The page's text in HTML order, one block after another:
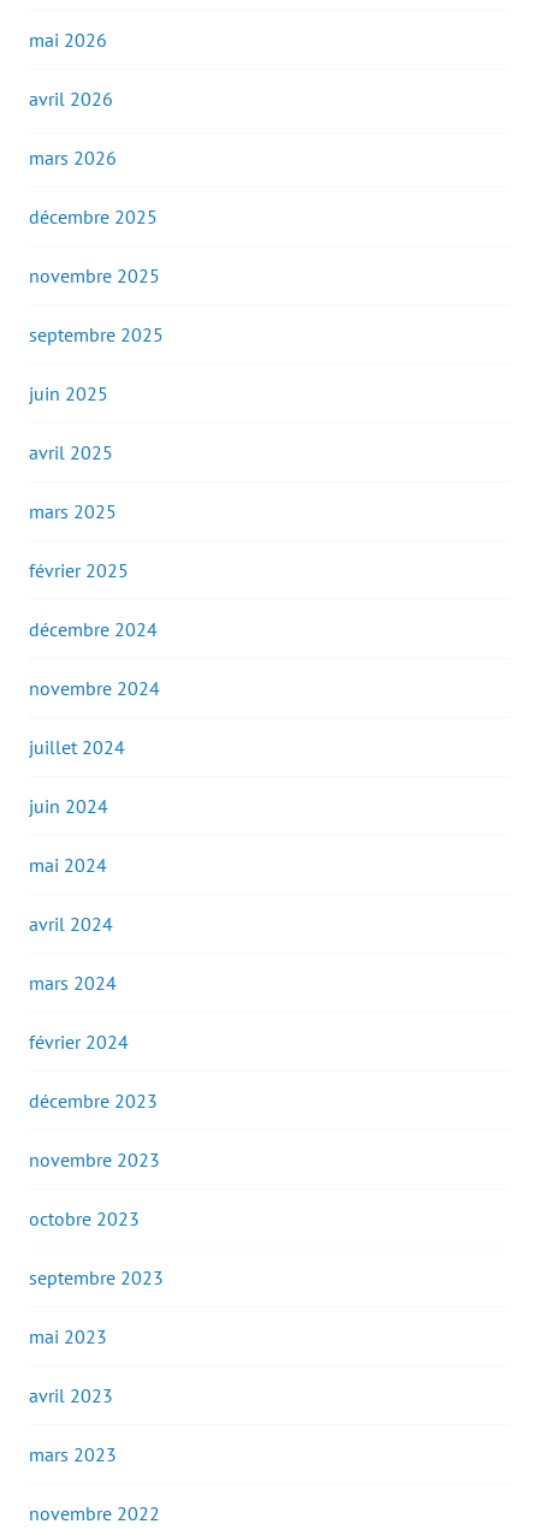
mai 2026
avril 2026
mars 2026
décembre 2025
novembre 2025
septembre 2025
juin 2025
avril 2025
mars 2025
février 2025
décembre 2024
novembre 2024
juillet 2024
juin 2024
mai 2024
avril 2024
mars 2024
février 2024
décembre 2023
novembre 2023
octobre 2023
septembre 2023
mai 2023
avril 2023
mars 2023
novembre 2022